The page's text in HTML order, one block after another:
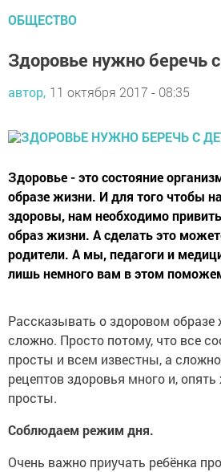
ОБЩЕСТВО
Здоровье нужно беречь
автор, 11 октября 2017 - 08:35
Здоровье - это состояние
образе жизни. И для того чтобы
здоровы, нам необходимо
образ жизни. А сделать это
родители. А мы, педагоги и
лишь немного вам в этом
Рассказывать о здоровом образе
сложно. Просто потому, что все
просты и всем известны, а
рецептов здоровья много и, опять
просты.
Соблюдаем режим дня.
Очень важно приучать ребёнка